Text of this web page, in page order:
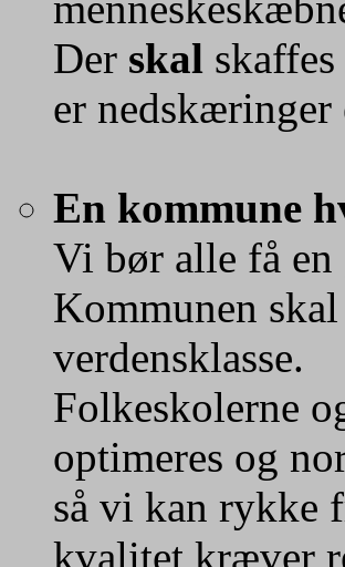
Der skal
er
En kommune
Vi bør alle få
Kommunen
verdensklasse.
Folkeskolerne
optimeres og
så vi kan rykke
kvalitet kræver